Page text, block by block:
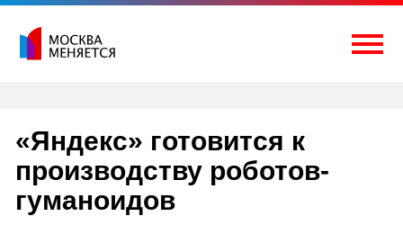
Перейти
содержимому
«Яндекс» готовится к
производству роботов-
гуманоидов